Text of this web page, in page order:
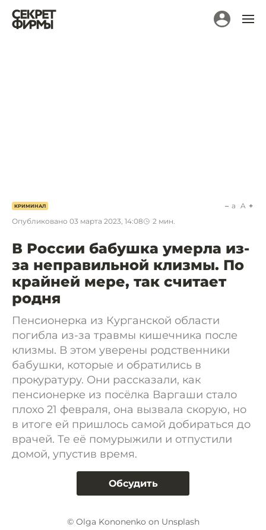
КРИМИНАЛ
Опубликовано 03 марта 2023, 14:08 2 мин.
a A
В России бабушка умерла из-
за неправильной клизмы. По
крайней мере, так считает
родня
Пенсионерка из Курганской области
погибла из-за травмы кишечника после
клизмы. В этом уверены родственники
бабушки, которые и обратились в
прокуратуру. Они рассказали, как
пенсионерке из посёлка Варгаши стало
плохо 21 февраля, она вызвала скорую, но
в итоге ей пришлось самой добираться до
врачей. Те её помурыжили и отпустили
домой, упустив время.
Обсудить
© Olga Kononenko on Unsplash